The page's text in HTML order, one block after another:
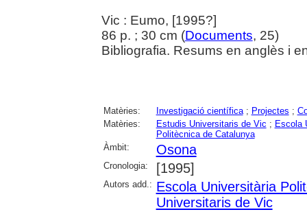
Vic : Eumo, [1995?]
86 p. ; 30 cm (Documents, 25)
Bibliografia. Resums en anglès i
Matèries: Investigació científica; Projectes ;
Matèries:
Estudis Universitaris de Vic ; Escola
Politècnica de Catalunya
Àmbit:
Osona
Cronologia: [1995]
Autors add.: Escola Universitària
Universitaris de Vic